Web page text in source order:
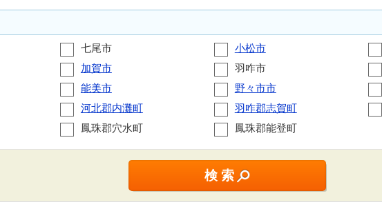
七尾市 小松市
加賀市 羽咋市
能美市 野々市市
河北郡内灘町 羽咋郡志賀町
鳳珠郡穴水町 鳳珠郡能登町